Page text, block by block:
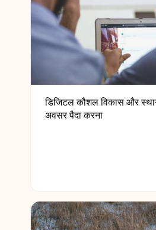
डिजिटल कौशल विकास और
अवसर पैदा करना